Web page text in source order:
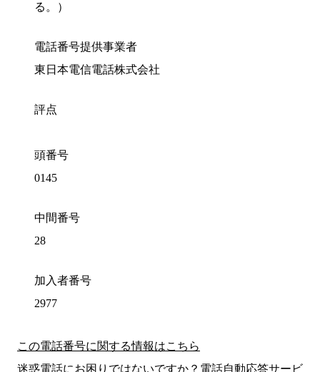
る。）
電話番号提供事業者
東日本電信電話株式会社
評点
頭番号
0145
中間番号
28
加入者番号
2977
この電話番号に関する情報はこちら
迷惑電話にお困りではないですか？電話自動応答サービ